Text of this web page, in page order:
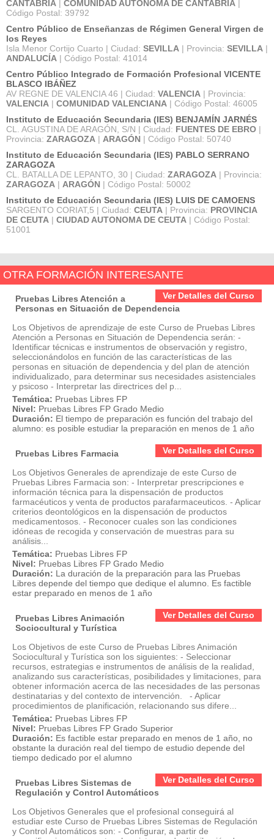
CANTABRIA COMUNIDAD AUTÓNOMA DE CANTABRIA
Código Postal: 39792
Centro Público de Enseñanzas de Régimen General Virgen de
los Reyes
Isla Menor Cortijo Cuarto | Ciudad: SEVILLA | Provincia: SEVILLA |
ANDALUCÍA | Código Postal: 41014
Centro Público Integrado de Formación Profesional VICENTE
BLASCO IBÁÑEZ
AV REGNE DE VALENCIA 46 | Ciudad: VALENCIA | Provincia:
VALENCIA | COMUNIDAD VALENCIANA | Código Postal: 46005
Instituto de Educación Secundaria (IES) BENJAMÍN JARNÉS
CL. AGUSTINA DE ARAGÓN, S/N | Ciudad: FUENTES DE EBRO |
Provincia: ZARAGOZA | ARAGÓN | Código Postal: 50740
Instituto de Educación Secundaria (IES) PABLO SERRANO
ZARAGOZA
CL. BATALLA DE LEPANTO, 30 | Ciudad: ZARAGOZA | Provincia:
ZARAGOZA | ARAGÓN | Código Postal: 50002
Instituto de Educación Secundaria (IES) LUIS DE CAMOENS
SARGENTO CORIAT,5 | Ciudad: CEUTA | Provincia: PROVINCIA
DE CEUTA | CIUDAD AUTONOMA DE CEUTA | Código Postal:
51001
OTRA FORMACIÓN INTERESANTE
Ver Detalles del Curso
Pruebas Libres Atención a
Personas en Situación de Dependencia
Los Objetivos de aprendizaje de este Curso de Pruebas Libres
Atención a Personas en Situación de Dependencia serán: -
Identificar técnicas e instrumentos de observación y registro,
seleccionándolos en función de las características de las
personas en situación de dependencia y del plan de atención
individualizado, para determinar sus necesidades asistenciales
y psicoso - Interpretar las directrices del p...
Temática: Pruebas Libres FP
Nivel: Pruebas Libres FP Grado Medio
Duración: El tiempo de preparación es función del trabajo del
alumno: es posible estudiar la preparación en menos de 1 año
Ver Detalles del Curso
Pruebas Libres Farmacia
Los Objetivos Generales de aprendizaje de este Curso de
Pruebas Libres Farmacia son: - Interpretar prescripciones e
información técnica para la dispensación de productos
farmacéuticos y venta de productos parafarmaceuticos. - Aplicar
criterios deontológicos en la dispensación de productos
medicamentosos. - Reconocer cuales son las condiciones
idóneas de recogida y conservación de muestras para su
análisis...
Temática: Pruebas Libres FP
Nivel: Pruebas Libres FP Grado Medio
Duración: La duración de la preparación para las Pruebas
Libres depende del tiempo que dedique el alumno. Es factible
estar preparado en menos de 1 año
Ver Detalles del Curso
Pruebas Libres Animación
Sociocultural y Turística
Los Objetivos de este Curso de Pruebas Libres Animación
Sociocultural y Turística son los siguientes: - Seleccionar
recursos, estrategias e instrumentos de análisis de la realidad,
analizando sus características, posibilidades y limitaciones, para
obtener información acerca de las necesidades de las personas
destinatarias y del contexto de intervención. - Aplicar
procedimientos de planificación, relacionando sus difere...
Temática: Pruebas Libres FP
Nivel: Pruebas Libres FP Grado Superior
Duración: Es factible estar preparado en menos de 1 año, no
obstante la duración real del tiempo de estudio depende del
tiempo dedicado por el alumno
Ver Detalles del Curso
Pruebas Libres Sistemas de
Regulación y Control Automáticos
Los Objetivos Generales que el profesional conseguirá al
estudiar este Curso de Pruebas Libres Sistemas de Regulación
y Control Automáticos son: - Configurar, a partir de